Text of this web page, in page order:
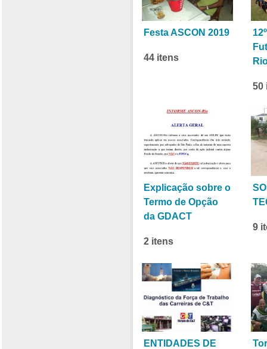
Festa ASCON 2019
44 itens
50
Explicação sobre o
Termo de Opção
da GDACT
2 itens
9
ENTIDADES DE